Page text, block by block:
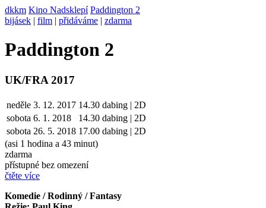
dkkm Kino Nadsklepí Paddington 2
bijásek | film | přidáváme | zdarma
Paddington 2
UK/FRA 2017
neděle 3. 12. 2017 14.30 dabing | 2D
sobota 6. 1. 2018 14.30 dabing | 2D
sobota 26. 5. 2018 17.00 dabing | 2D
(asi 1 hodina a 43 minut)
zdarma
přístupné bez omezení
čtěte více
Komedie / Rodinný / Fantasy